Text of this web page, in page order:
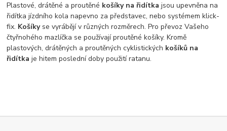
Plastové, drátěné a proutěné košíky na řidítka jsou upevněna na
řidítka jízdního kola napevno za představec, nebo systémem klick-
fix. Košíkyse vyrábějí v různých rozměrech. Pro převoz Vašeho
čtyřnohého mazlíčka se používají proutěné košíky. Kromě
plastových, drátěných a proutěných cyklistických košíků na
řidítka je hitem poslední doby použití ratanu.